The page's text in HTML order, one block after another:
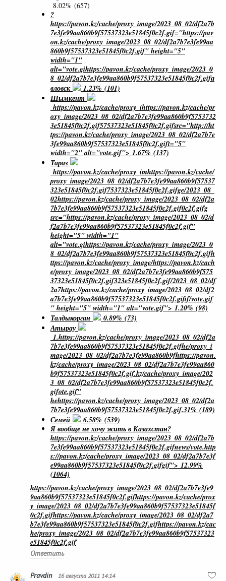
8.02% (657)
?
https://pavon.kz/cache/proxy_image/2023_08_02/df2a7b
7e3fe99aa860b9f57537323e51845f0c2f.gif="https://pav
on.kz/cache/proxy_image/2023_08_02/df2a7b7e3fe99aa
860b9f57537323e51845f0c2f.gif" height="5"
width="1"
alt="vote.gihttps://pavon.kz/cache/proxy_image/2023_0
8_02/df2a7b7e3fe99aa860b9f57537323e51845f0c2f.gifа
вловск
1.23% (101)
Шымкент
https://pavon.kz/cache/proxy_ihttps://pavon.kz/cache/pr
oxy_image/2023_08_02/df2a7b7e3fe99aa860b9f5753732
3e51845f0c2f.gif57537323e51845f0c2f.gifsrc="http://ht
tps://pavon.kz/cache/proxy_image/2023_08_02/df2a7b7e
3fe99aa860b9f57537323e51845f0c2f.gift="5"
width="2" alt="vote.gif"> 1.67% (137)
Тараз
https://pavon.kz/cache/proxy_imhttps://pavon.kz/cache/
proxy_image/2023_08_02/df2a7b7e3fe99aa860b9f57537
323e51845f0c2f.gif7537323e51845f0c2f.gifge/2023_08_
02https://pavon.kz/cache/proxy_image/2023_08_02/df2a
7b7e3fe99aa860b9f57537323e51845f0c2f.gif0c2f.gifg
src="https://pavon.kz/cache/proxy_image/2023_08_02/d
f2a7b7e3fe99aa860b9f57537323e51845f0c2f.gif"
height="5" width="1"
alt="vote.gihttps://pavon.kz/cache/proxy_image/2023_0
8_02/df2a7b7e3fe99aa860b9f57537323e51845f0c2f.gifh
ttps://pavon.kz/cache/proxy_image/https://pavon.kz/cach
e/proxy_image/2023_08_02/df2a7b7e3fe99aa860b9f575
37323e51845f0c2f.gif323e51845f0c2f.gif/2023_08_02/df
2a7https://pavon.kz/cache/proxy_image/2023_08_02/df2
a7b7e3fe99aa860b9f57537323e51845f0c2f.gifif/vote.gif
" height="5" width="1" alt="vote.gif"> 1.20% (98)
Талдыкорган
0.89% (73)
Атырау
1.https://pavon.kz/cache/proxy_image/2023_08_02/df2a
7b7e3fe99aa860b9f57537323e51845f0c2f.gifhe/proxy_i
mage/2023_08_02/df2a7b7e3fe99aa860b9fhttps://pavon.
kz/cache/proxy_image/2023_08_02/df2a7b7e3fe99aa860
b9f57537323e51845f0c2f.gif.kz/cache/proxy_image/202
3_08_02/df2a7b7e3fe99aa860b9f57537323e51845f0c2f.
gifote.gif"
hehttps://pavon.kz/cache/proxy_image/2023_08_02/df2a
7b7e3fe99aa860b9f57537323e51845f0c2f.gif.31% (189)
Семей
6.58% (539)
Я вообще не хочу жить в Казахстан?
https://pavon.kz/cache/proxy_image/2023_08_02/df2a7b
7e3fe99aa860b9f57537323e51845f0c2f.gifnews/vote.http
s://pavon.kz/cache/proxy_image/2023_08_02/df2a7b7e3f
e99aa860b9f57537323e51845f0c2f.gifgif"> 12.99%
(1064)
https://pavon.kz/cache/proxy_image/2023_08_02/df2a7b7e3fe9
9aa860b9f57537323e51845f0c2f.gifhttps://pavon.kz/cache/prox
y_image/2023_08_02/df2a7b7e3fe99aa860b9f57537323e51845f
0c2f.gifhttps://pavon.kz/cache/proxy_image/2023_08_02/df2a7
b7e3fe99aa860b9f57537323e51845f0c2f.gifhttps://pavon.kz/cac
he/proxy_image/2023_08_02/df2a7b7e3fe99aa860b9f57537323
e51845f0c2f.gif
Ответить
Pravdin 16 августа 2011 14:14